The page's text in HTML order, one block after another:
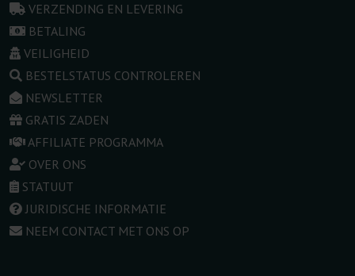
VERZENDING EN LEVERING
BETALING
VEILIGHEID
BESTELSTATUS CONTROLEREN
NEWSLETTER
GRATIS ZADEN
AFFILIATE PROGRAMMA
OVER ONS
STATUUT
JURIDISCHE INFORMATIE
NEEM CONTACT MET ONS OP